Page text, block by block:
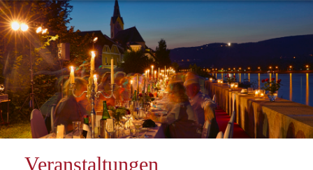
Veranstaltungen